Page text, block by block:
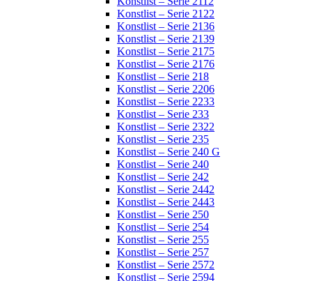
Konstlist – Serie 2122
Konstlist – Serie 2136
Konstlist – Serie 2139
Konstlist – Serie 2175
Konstlist – Serie 2176
Konstlist – Serie 218
Konstlist – Serie 2206
Konstlist – Serie 2233
Konstlist – Serie 233
Konstlist – Serie 2322
Konstlist – Serie 235
Konstlist – Serie 240 G
Konstlist – Serie 240
Konstlist – Serie 242
Konstlist – Serie 2442
Konstlist – Serie 2443
Konstlist – Serie 250
Konstlist – Serie 254
Konstlist – Serie 255
Konstlist – Serie 257
Konstlist – Serie 2572
Konstlist – Serie 2594